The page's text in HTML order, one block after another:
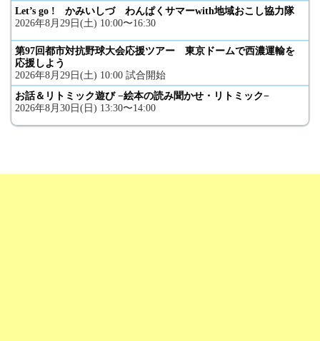
Let’s go ! かみいしづ わんぱくサマーwith地域おこし協力隊
2026年8月29日(土) 10:00〜16:30
第97回都市対抗野球大会応援ツアー 東京ドームで西濃運輸を
応援しよう
2026年8月29日(土) 10:00 試合開始
お話＆リトミック遊び −絵本の読み聞かせ・リトミック−
2026年8月30日(日) 13:30〜14:00